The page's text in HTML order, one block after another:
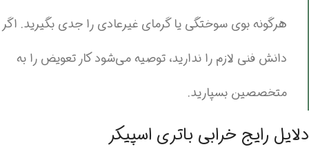
هرگونه بوی سوختگی یا گرمای غیرعادی را جدی بگیرید. اگر
دانش فنی لازم را ندارید، توصیه می‌شود کار تعویض را به
متخصصین بسپارید.
دلایل رایج خرابی باتری اسپیکر